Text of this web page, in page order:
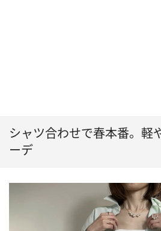
シャツ合わせで春本番。軽
ーデ